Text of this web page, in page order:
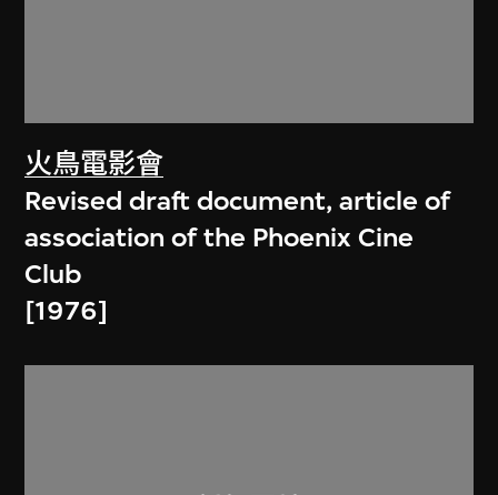
火鳥電影會
Revised draft document, article of
association of the Phoenix Cine
Club
[1976]